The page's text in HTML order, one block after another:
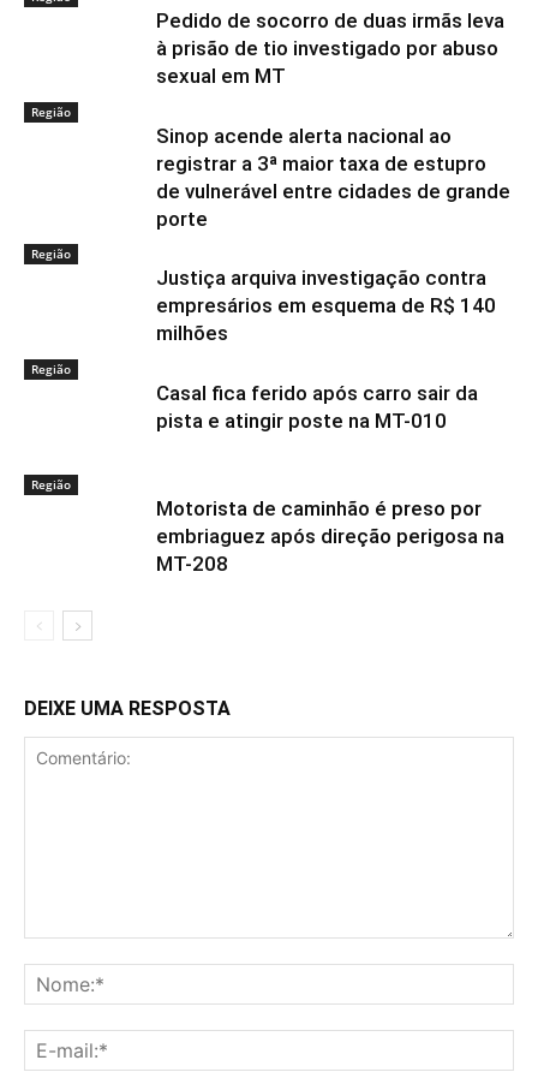
Pedido de socorro de duas irmãs leva
à prisão de tio investigado por abuso
sexual em MT
Região
Sinop acende alerta nacional ao
registrar a 3ª maior taxa de estupro
de vulnerável entre cidades de grande
porte
Região
Justiça arquiva investigação contra
empresários em esquema de R$ 140
milhões
Região
Casal fica ferido após carro sair da
pista e atingir poste na MT-010
Região
Motorista de caminhão é preso por
embriaguez após direção perigosa na
MT-208
DEIXE UMA RESPOSTA